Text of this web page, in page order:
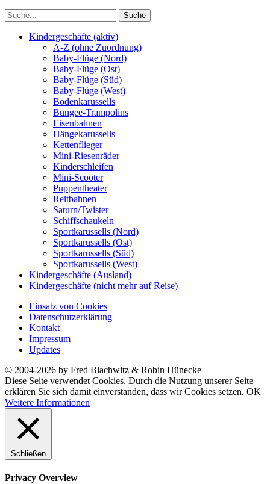
Kindergeschäfte (aktiv)
A-Z (ohne Zuordnung)
Baby-Flüge (Nord)
Baby-Flüge (Ost)
Baby-Flüge (Süd)
Baby-Flüge (West)
Bodenkarussells
Bungee-Trampolins
Eisenbahnen
Hängekarussells
Kettenflieger
Mini-Riesenräder
Kinderschleifen
Mini-Scooter
Puppentheater
Reitbahnen
Saturn/Twister
Schiffschaukeln
Sportkarussells (Nord)
Sportkarussells (Ost)
Sportkarussells (Süd)
Sportkarussells (West)
Kindergeschäfte (Ausland)
Kindergeschäfte (nicht mehr auf Reise)
Einsatz von Cookies
Datenschutzerklärung
Kontakt
Impressum
Updates
© 2004-2026 by Fred Blachwitz & Robin Hünecke
Diese Seite verwendet Cookies. Durch die Nutzung unserer Seite
erklären Sie sich damit einverstanden, dass wir Cookies setzen. OK
Weitere Informationen
Schließen
Privacy Overview